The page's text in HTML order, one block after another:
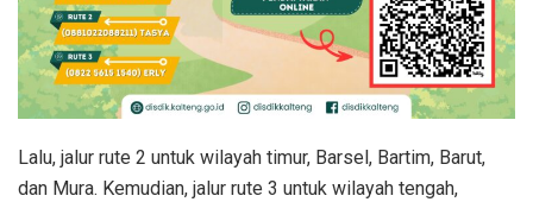
Lalu, jalur rute 2 untuk wilayah timur, Barsel, Bartim, Barut,
dan Mura. Kemudian, jalur rute 3 untuk wilayah tengah,